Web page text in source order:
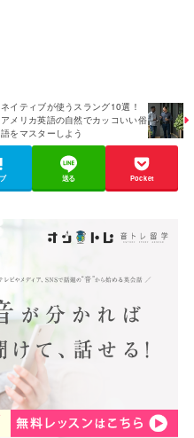
ネイティブが使うスラング10選！
アメリカ英語の自然でカッコいい俗
語をマスターしよう
送る Pocket